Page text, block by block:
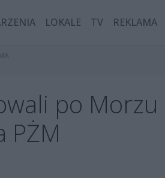
LOKALE TV REKLAMA
po Morzu
PŻM